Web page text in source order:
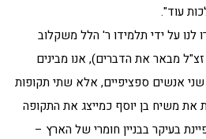
עוד".
לנו על ידי תלמידו ר' הלל משקלוב
מבאר את הדברים), אנו מבינים
אנשים ספציפיים, אלא שתי תקופות
את משיח בן יוסף כמייצג את התקופה
בעיקר בבניין חומרי של הארץ –